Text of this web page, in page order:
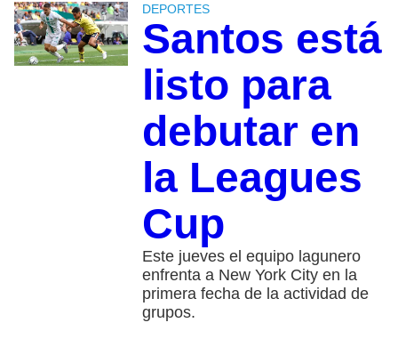
DEPORTES
Santos está
listo para
debutar en
la Leagues
Cup
Este jueves el equipo lagunero
enfrenta a New York City en la
primera fecha de la actividad de
grupos.